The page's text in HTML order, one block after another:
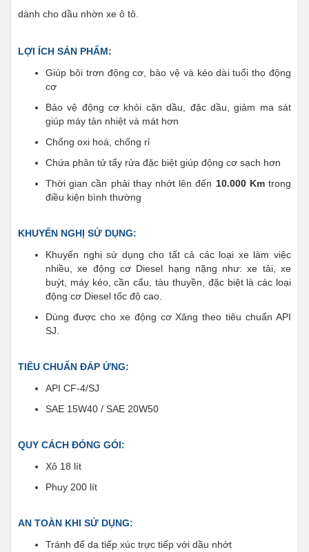
dành cho dầu nhờn xe ô tô.
LỢI ÍCH SẢN PHẨM:
Giúp bôi trơn động cơ, bảo vệ và kéo dài tuổi thọ động
cơ
Bảo vệ động cơ khỏi cặn dầu, đặc dầu, giảm ma sát
giúp máy tản nhiệt và mát hơn
Chống oxi hoá, chống rỉ
Chứa phân tử tẩy rửa đặc biệt giúp động cơ sạch hơn
Thời gian cần phải thay nhớt lên đến 10.000 Kmtrong
điều kiện bình thường
KHUYẾN NGHỊ SỬ DỤNG:
Khuyến nghị sử dụng cho tất cả các loại xe làm việc
nhiều, xe động cơ Diesel hạng nặng như: xe tải, xe
buýt, máy kéo, cần cẩu, tàu thuyền, đặc biệt là các loại
động cơ Diesel tốc độ cao.
Dùng được cho xe động cơ Xăng theo tiêu chuẩn API
SJ.
TIÊU CHUẨN ĐÁP ỨNG:
API CF-4/SJ
SAE 15W40 / SAE 20W50
QUY CÁCH ĐÓNG GÓI:
Xô 18 lít
Phuy 200 lít
AN TOÀN KHI SỬ DỤNG:
Tránh để da tiếp xúc trực tiếp với dầu nhớt